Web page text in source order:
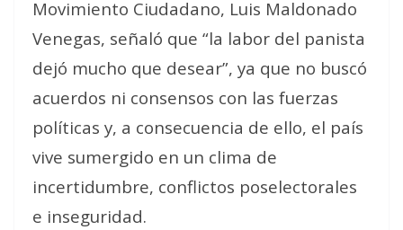
Movimiento Ciudadano, Luis Maldonado
Venegas, señaló que “la labor del panista
dejó mucho que desear”, ya que no buscó
acuerdos ni consensos con las fuerzas
políticas y, a consecuencia de ello, el país
vive sumergido en un clima de
incertidumbre, conflictos poselectorales
e inseguridad.